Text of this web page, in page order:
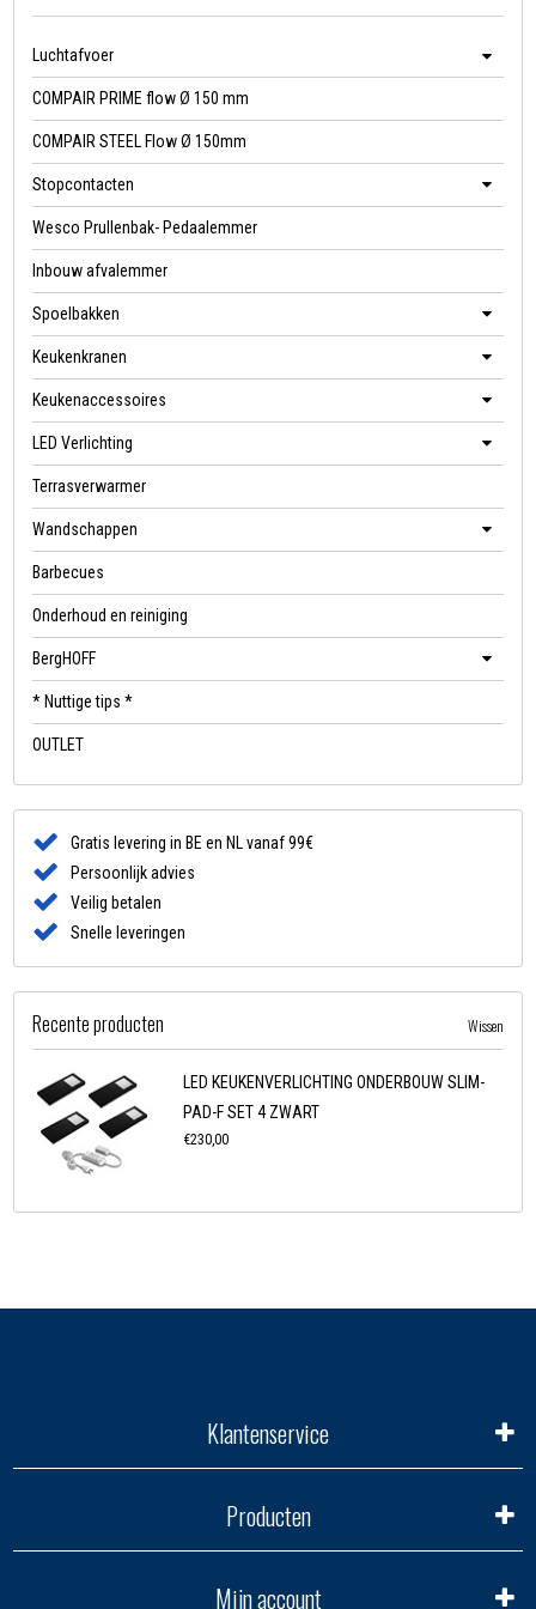
Luchtafvoer
COMPAIR PRIME flow Ø 150 mm
COMPAIR STEEL Flow Ø 150mm
Stopcontacten
Wesco Prullenbak- Pedaalemmer
Inbouw afvalemmer
Spoelbakken
Keukenkranen
Keukenaccessoires
LED Verlichting
Terrasverwarmer
Wandschappen
Barbecues
Onderhoud en reiniging
BergHOFF
* Nuttige tips *
OUTLET
Gratis levering in BE en NL vanaf 99€
Persoonlijk advies
Veilig betalen
Snelle leveringen
Recente producten Wissen
LED KEUKENVERLICHTING ONDERBOUW SLIM-
PAD-F SET 4 ZWART
€230,00
Klantenservice
Producten
Mijn account